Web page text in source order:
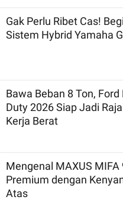
Gak Perlu Ribet Cas!
Sistem Hybrid Yamaha
Bawa Beban 8 Ton,
Duty 2026 Siap Jadi
Kerja Berat
Mengenal MAXUS MIFA
Premium dengan
Atas